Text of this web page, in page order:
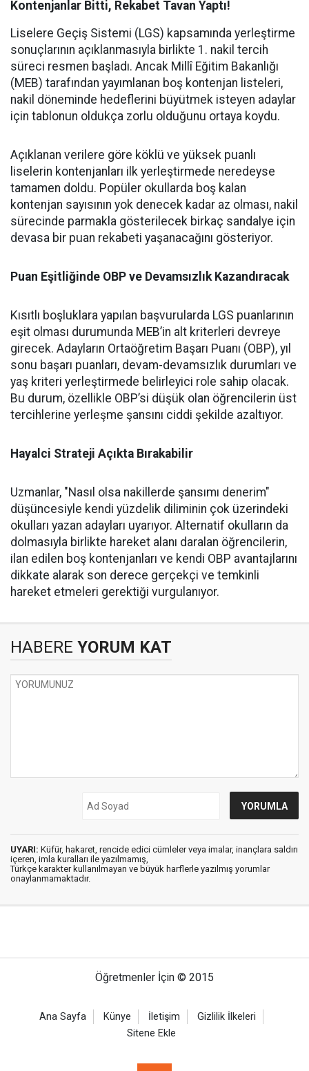
Kontenjanlar Bitti, Rekabet Tavan Yaptı!
Liselere Geçiş Sistemi (LGS) kapsamında yerleştirme
sonuçlarının açıklanmasıyla birlikte 1. nakil tercih
süreci resmen başladı. Ancak Millî Eğitim Bakanlığı
(MEB) tarafından yayımlanan boş kontenjan listeleri,
nakil döneminde hedeflerini büyütmek isteyen adaylar
için tablonun oldukça zorlu olduğunu ortaya koydu.
Açıklanan verilere göre köklü ve yüksek puanlı
liselerin kontenjanları ilk yerleştirmede neredeyse
tamamen doldu. Popüler okullarda boş kalan
kontenjan sayısının yok denecek kadar az olması, nakil
sürecinde parmakla gösterilecek birkaç sandalye için
devasa bir puan rekabeti yaşanacağını gösteriyor.
Puan Eşitliğinde OBP ve Devamsızlık Kazandıracak
Kısıtlı boşluklara yapılan başvurularda LGS puanlarının
eşit olması durumunda MEB’in alt kriterleri devreye
girecek. Adayların Ortaöğretim Başarı Puanı (OBP), yıl
sonu başarı puanları, devam-devamsızlık durumları ve
yaş kriteri yerleştirmede belirleyici role sahip olacak.
Bu durum, özellikle OBP’si düşük olan öğrencilerin üst
tercihlerine yerleşme şansını ciddi şekilde azaltıyor.
Hayalci Strateji Açıkta Bırakabilir
Uzmanlar, "Nasıl olsa nakillerde şansımı denerim"
düşüncesiyle kendi yüzdelik diliminin çok üzerindeki
okulları yazan adayları uyarıyor. Alternatif okulların da
dolmasıyla birlikte hareket alanı daralan öğrencilerin,
ilan edilen boş kontenjanları ve kendi OBP avantajlarını
dikkate alarak son derece gerçekçi ve temkinli
hareket etmeleri gerektiği vurgulanıyor.
HABERE YORUM KAT
UYARI: Küfür, hakaret, rencide edici cümleler veya imalar, inançlara saldırı
içeren, imla kuralları ile yazılmamış,
Türkçe karakter kullanılmayan ve büyük harflerle yazılmış yorumlar
onaylanmamaktadır.
Öğretmenler İçin © 2015
Ana Sayfa Künye İletişim
Gizlilik İlkeleri
Sitene Ekle